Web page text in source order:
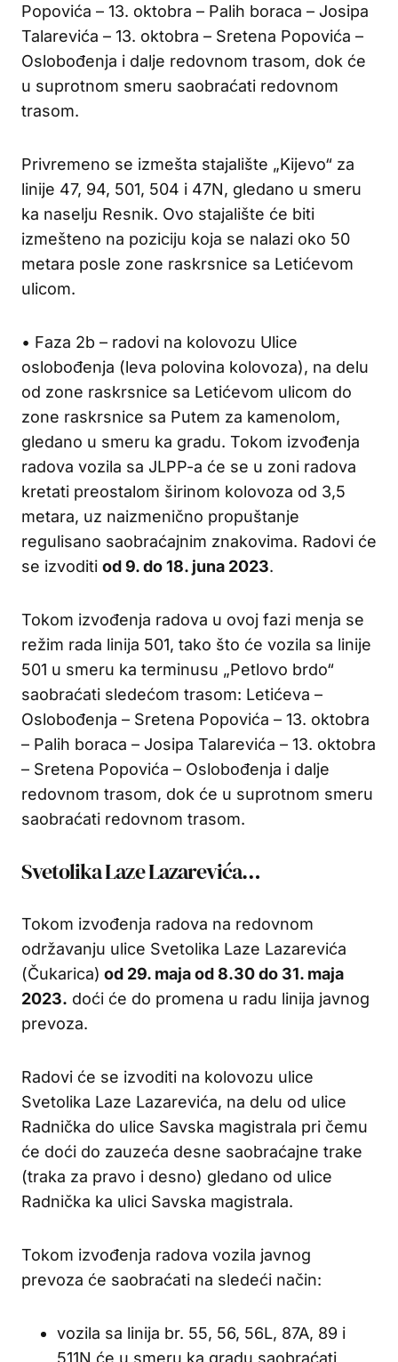
Popovića – 13. oktobra – Palih boraca – Josipa
Talarevića – 13. oktobra – Sretena Popovića –
Oslobođenja i dalje redovnom trasom, dok će
u suprotnom smeru saobraćati redovnom
trasom.
Privremeno se izmešta stajalište „Kijevo“ za
linije 47, 94, 501, 504 i 47N, gledano u smeru
ka naselju Resnik. Ovo stajalište će biti
izmešteno na poziciju koja se nalazi oko 50
metara posle zone raskrsnice sa Letićevom
ulicom.
• Faza 2b – radovi na kolovozu Ulice
oslobođenja (leva polovina kolovoza), na delu
od zone raskrsnice sa Letićevom ulicom do
zone raskrsnice sa Putem za kamenolom,
gledano u smeru ka gradu. Tokom izvođenja
radova vozila sa JLPP-a će se u zoni radova
kretati preostalom širinom kolovoza od 3,5
metara, uz naizmenično propuštanje
regulisano saobraćajnim znakovima. Radovi će
se izvoditi od 9. do 18. juna 2023.
Tokom izvođenja radova u ovoj fazi menja se
režim rada linija 501, tako što će vozila sa linije
501 u smeru ka terminusu „Petlovo brdo“
saobraćati sledećom trasom: Letićeva –
Oslobođenja – Sretena Popovića – 13. oktobra
– Palih boraca – Josipa Talarevića – 13. oktobra
– Sretena Popovića – Oslobođenja i dalje
redovnom trasom, dok će u suprotnom smeru
saobraćati redovnom trasom.
Svetolika Laze Lazarevića…
Tokom izvođenja radova na redovnom
održavanju ulice Svetolika Laze Lazarevića
(Čukarica) od 29. maja od 8.30 do 31. maja
2023. doći će do promena u radu linija javnog
prevoza.
Radovi će se izvoditi na kolovozu ulice
Svetolika Laze Lazarevića, na delu od ulice
Radnička do ulice Savska magistrala pri čemu
će doći do zauzeća desne saobraćajne trake
(traka za pravo i desno) gledano od ulice
Radnička ka ulici Savska magistrala.
Tokom izvođenja radova vozila javnog
prevoza će saobraćati na sledeći način:
vozila sa linija br. 55, 56, 56L, 87A, 89 i
511N će u smeru ka gradu saobraćati